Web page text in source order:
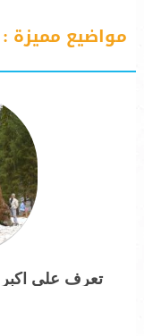
مواضيع مميزة :
تعرف على اكبر